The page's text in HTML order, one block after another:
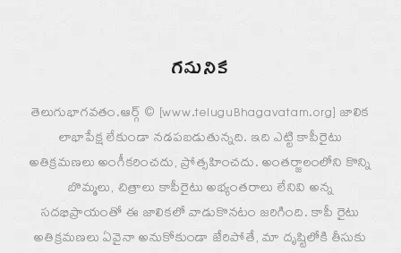
గమనిక
తెలుగుభాగవతం.ఆర్గ్ © [www.teluguBhagavatam.org] జాలిక
లాభాపేక్ష లేకుండా నడపబడుతున్నది. ఇది ఎట్టి కాపీరైటు
అతిక్రమణలు అంగీకరించదు, ప్రోత్సహించదు. అంతర్జాలంలోని కొన్ని
బొమ్మలు, చిత్రాలు కాపీరైటు అభ్యంతరాలు లేనివి అన్న
సదభిప్రాయంతో ఈ జాలికలో వాడుకొనటం జరిగింది. కాపీ రైటు
అతిక్రమణలు ఏవైనా అనుకోకుండా జేరిపోతే, మా దృష్టిలోకి తీసుకు